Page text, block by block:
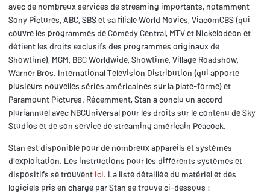
avec de nombreux services de streaming importants, notamment
Sony Pictures, ABC, SBS et sa filiale World Movies, ViacomCBS (qui
couvre les programmes de Comedy Central, MTV et Nickelodeon et
détient les droits exclusifs des programmes originaux de
Showtime), MGM, BBC Worldwide, Showtime, Village Roadshow,
Warner Bros. International Television Distribution (qui apporte
plusieurs nouvelles séries américaines sur la plate-forme) et
Paramount Pictures. Récemment, Stan a conclu un accord
pluriannuel avec NBCUniversal pour les droits sur le contenu de Sky
Studios et de son service de streaming américain Peacock.
Stan est disponible pour de nombreux appareils et systèmes
d'exploitation. Les instructions pour les différents systèmes et
dispositifs se trouvent ici. La liste détaillée du matériel et des
logiciels pris en charge par Stan se trouve ci-dessous :